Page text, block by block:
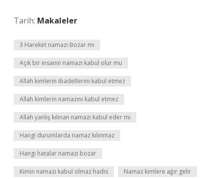
Tarih: Makaleler
3 Hareket namazı Bozar mı
Açık bir insanın namazı kabul olur mu
Allah kimlerin ibadetlerini kabul etmez
Allah kimlerin namazını kabul etmez
Allah yanlış kılınan namazı kabul eder mi
Hangi durumlarda namaz kılınmaz
Hangi hatalar namazı bozar
Kimin namazı kabul olmaz hadis Namaz kimlere ağır gelir